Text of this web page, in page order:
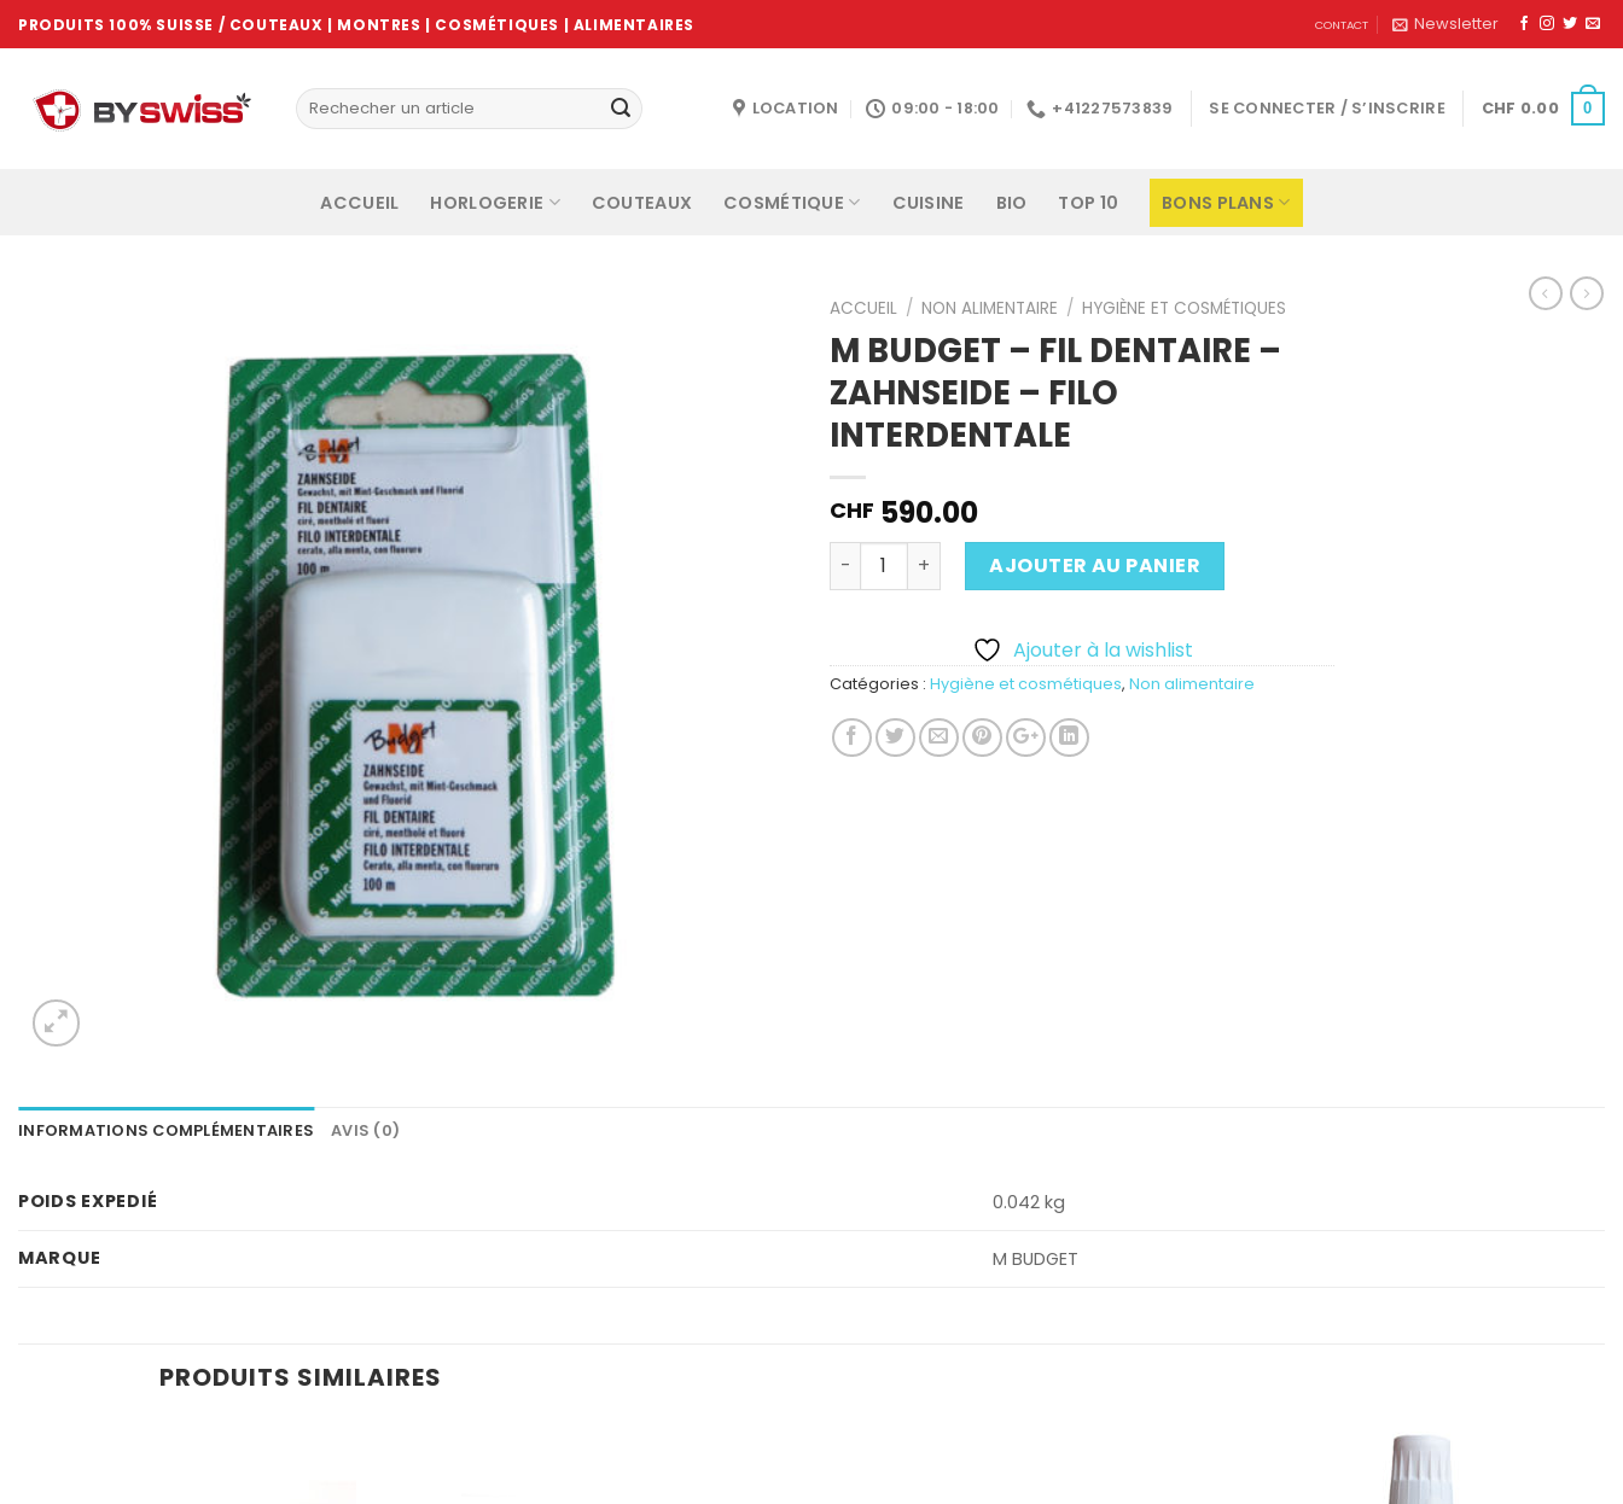
Skip
to
PRODUITS 100% SUISSE / COUTEAUX | MONTRES | COSMÉTIQUES | ALIMENTAIRES CONTACT Newsletter
LOCATION 09:00 - 18:00 +41227573839 SE CONNECTER / S’INSCRIRE CHF 0.00 0
ACCUEIL HORLOGERIE COUTEAUX COSMÉTIQUE CUISINE BIO TOP 10 BONS PLANS
ACCUEIL / NON ALIMENTAIRE / HYGIÈNE ET COSMÉTIQUES
M BUDGET – FIL DENTAIRE –
ZAHNSEIDE – FILO
INTERDENTALE
CHF 590.00
Quantité AJOUTER AU PANIER
Ajouter à la wishlist
Catégories : Hygiène et cosmétiques, Non alimentaire
INFORMATIONS COMPLÉMENTAIRES AVIS (0)
POIDS EXPEDIÉ 0.042 kg
MARQUE M BUDGET
PRODUITS SIMILAIRES